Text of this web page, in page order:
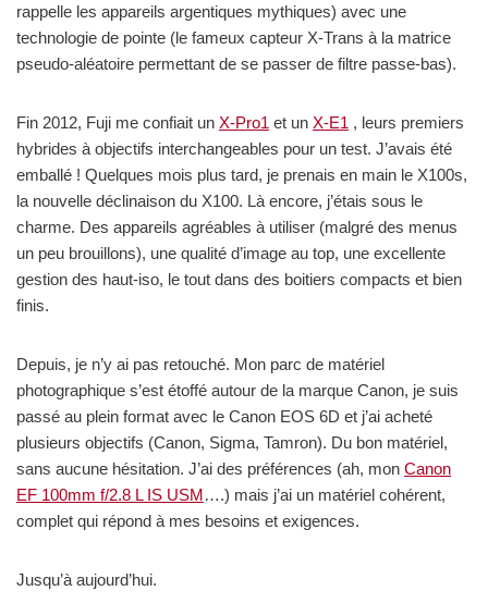
rappelle les appareils argentiques mythiques) avec une
technologie de pointe (le fameux capteur X-Trans à la matrice
pseudo-aléatoire permettant de se passer de filtre passe-bas).
Fin 2012, Fuji me confiait un X-Pro1 et un X-E1 , leurs premiers
hybrides à objectifs interchangeables pour un test. J’avais été
emballé ! Quelques mois plus tard, je prenais en main le X100s,
la nouvelle déclinaison du X100. Là encore, j’étais sous le
charme. Des appareils agréables à utiliser (malgré des menus
un peu brouillons), une qualité d’image au top, une excellente
gestion des haut-iso, le tout dans des boitiers compacts et bien
finis.
Depuis, je n’y ai pas retouché. Mon parc de matériel
photographique s’est étoffé autour de la marque Canon, je suis
passé au plein format avec le Canon EOS 6D et j’ai acheté
plusieurs objectifs (Canon, Sigma, Tamron). Du bon matériel,
sans aucune hésitation. J’ai des préférences (ah, mon Canon
EF 100mm f/2.8 L IS USM….) mais j’ai un matériel cohérent,
complet qui répond à mes besoins et exigences.
Jusqu’à aujourd’hui.